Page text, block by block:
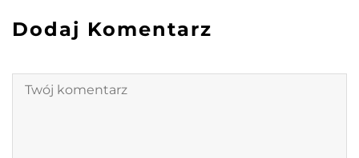
Dodaj Komentarz